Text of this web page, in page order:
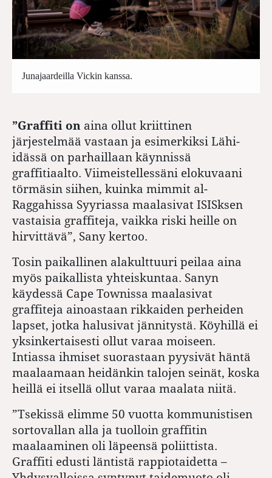
Junajaardeilla Vickin kanssa.
”Graffiti on aina ollut kriittinen
järjestelmää vastaan ja esimerkiksi Lähi-
idässä on parhaillaan käynnissä
graffitiaalto. Viimeistellessäni elokuvaani
törmäsin siihen, kuinka mimmit al-
Raggahissa Syyriassa maalasivat ISISksen
vastaisia graffiteja, vaikka riski heille on
hirvittävä”, Sany kertoo.
Tosin paikallinen alakulttuuri peilaa aina
myös paikallista yhteiskuntaa. Sanyn
käydessä Cape Townissa maalasivat
graffiteja ainoastaan rikkaiden perheiden
lapset, jotka halusivat jännitystä. Köyhillä ei
yksinkertaisesti ollut varaa moiseen.
Intiassa ihmiset suorastaan pyysivät häntä
maalaamaan heidänkin talojen seinät, koska
heillä ei itsellä ollut varaa maalata niitä.
”Tsekissä elimme 50 vuotta kommunistisen
sortovallan alla ja tuolloin graffitin
maalaaminen oli läpeensä poliittista.
Graffiti edusti läntistä rappiotaidetta –